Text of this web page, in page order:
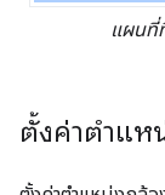
แผนที่
ตั้งค่าตำแห